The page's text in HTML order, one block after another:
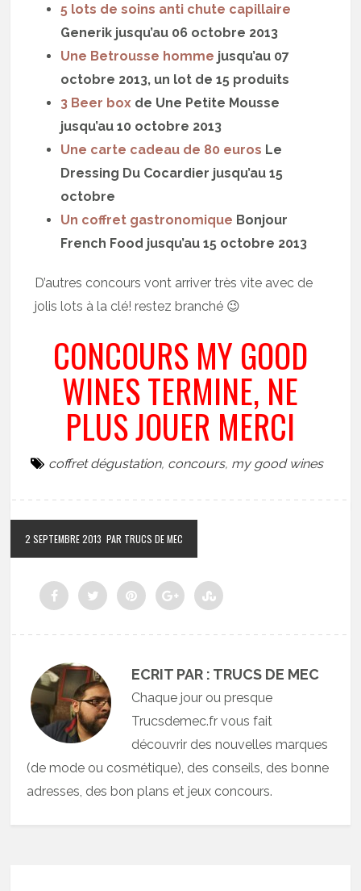
5 lots de soins anti chute capillaire
Generik jusqu’au 06 octobre 2013
Une Betrousse homme jusqu’au 07
octobre 2013, un lot de 15 produits
3 Beer box de Une Petite Mousse
jusqu’au 10 octobre 2013
Une carte cadeau de 80 euros Le
Dressing Du Cocardier jusqu’au 15
octobre
Un coffret gastronomique Bonjour
French Food jusqu’au 15 octobre 2013
D’autres concours vont arriver très vite avec de
jolis lots à la clé! restez branché 😉
CONCOURS MY GOOD
WINES TERMINE, NE
PLUS JOUER MERCI
coffret dégustation, concours, my good wines
2 SEPTEMBRE 2013 PAR TRUCS DE MEC
ECRIT PAR : TRUCS DE MEC
Chaque jour ou presque
Trucsdemec.fr vous fait
découvrir des nouvelles marques
(de mode ou cosmétique), des conseils, des bonne
adresses, des bon plans et jeux concours.